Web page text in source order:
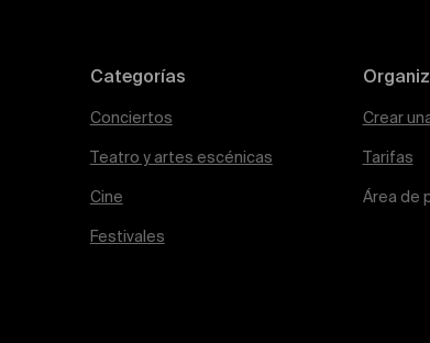
Categorías
Conciertos
Teatro y artes escénicas
Cine
Festivales
Crear
Tarifas
Área de